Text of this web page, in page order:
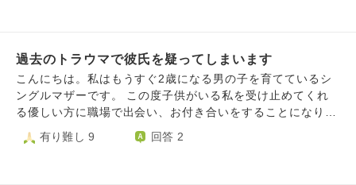
一呼吸なんておけません。助けてください。私と一緒にいる
息子が可哀想で、どうしたらいいのか分かりません。
ザーの生活は豊かにならないです。 フルで働いていて子供
との時間もないけど もっと稼ぎたくてジレンマです。 何を
優先したらいいのでしょうか。
消えたいと思います。 「ママ大好き 一緒にいたい」と言っ
てくれる娘の言葉で踏みとどまって頑張っていますが、 先
月限界が来て、自殺未遂までしてしまいました。 自分が限
界なんだなと感じています。 義理の親も、非協力的だけど
るし、もう離婚するか家出して逃げてしまいたいです。全て
過去のトラウマで彼氏を疑ってしまいます
こんにちは。私はもうすぐ2歳になる男の子を育てているシ
ングルマザーです。 この度子供がいる私を受け止めてくれ
る優しい方に職場で出会い、お付き合いをすることになりま
一緒に遊んでくれたり、息子が好きな食べ物やおもちゃを買
有り難し 9 回答 2